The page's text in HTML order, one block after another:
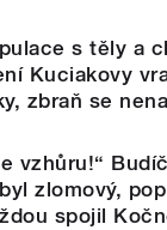
s těly a
Kuciakovy
zbraň se
vzhůru!“
zlomový,
spojil